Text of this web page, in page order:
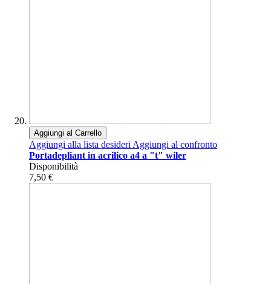
Aggiungi al Carrello
Aggiungi alla lista desideriAggiungi al confronto
Portadepliant in acrilico a4 a "t" wiler
Disponibilità
7,50 €